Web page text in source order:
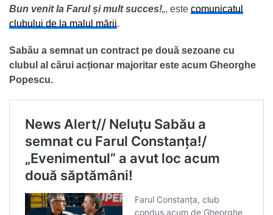
Bun venit la Farul și mult succes!„, este comunicatul
clubului de la malul mării.
Sabău a semnat un contract pe două sezoane cu
clubul al cărui acționar majoritar este acum Gheorghe
Popescu.